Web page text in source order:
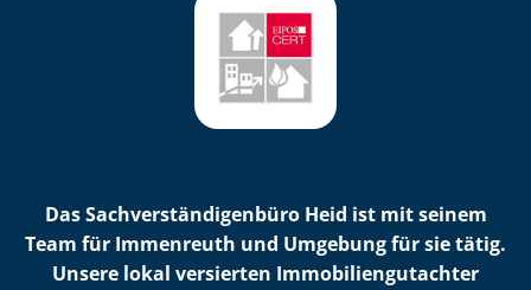
Das Sach­ver­stän­di­gen­bü­ro Heid ist mit seinem
Team für Immenreuth und Umgebung für sie tätig.
Unsere lokal versierten Im­mo­bi­li­en­gut­ach­ter